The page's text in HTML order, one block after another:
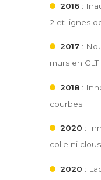
2016:
2 et lignes
2017:
murs en
2018:
courbes
2020 :
colle ni
2020 :